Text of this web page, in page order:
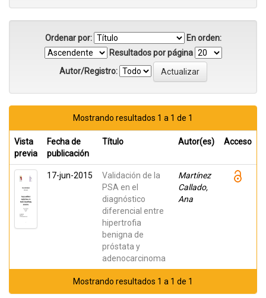
Ordenar por:
En orden:
Resultados por página
Autor/Registro:
Mostrando resultados 1 a 1 de 1
Vista
previa
Fecha de
publicación
Título Autor(es) Acceso
17-jun-2015
Validación de la
PSA en el
diagnóstico
diferencial entre
hipertrofia
benigna de
próstata y
adenocarcinoma
Martínez
Callado,
Ana
Mostrando resultados 1 a 1 de 1